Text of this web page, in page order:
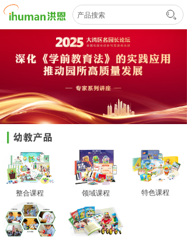
整合课程 领域课程 特色课程